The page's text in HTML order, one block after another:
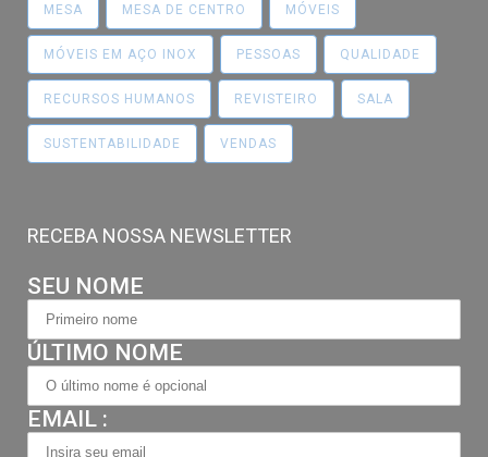
MESA MESA DE CENTRO MÓVEIS
MÓVEIS EM AÇO INOX PESSOAS QUALIDADE
RECURSOS HUMANOS REVISTEIRO SALA
SUSTENTABILIDADE VENDAS
RECEBA NOSSA NEWSLETTER
SEU NOME
ÚLTIMO NOME
EMAIL :